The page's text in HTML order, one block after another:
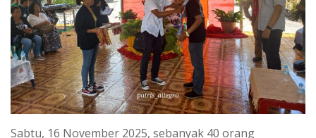
Sabtu, 16 November 2025, sebanyak 40 orang